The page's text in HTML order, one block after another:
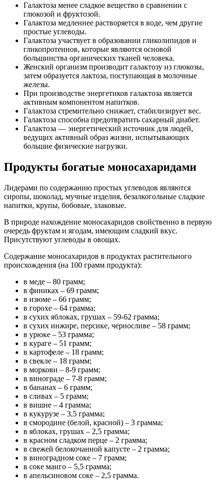
Галактоза менее сладкое вещество в сравнении с
глюкозой и фруктозой.
Галактоза медленнее растворяется в воде, чем другие
простые углеводы.
Галактоза участвует в образовании гликолипидов и
гликопротеинов, которые являются основой
большинства органических тканей человека.
Женский организм производит галактозу из глюкозы,
затем образуется лактоза, поступающая в молочные
железы.
При производстве энергетиков галактоза является
активным компонентом напитков.
Галактоза стремительно снижает, стабилизирует вес.
Галактоза способна предотвратить сахарный диабет.
Галактоза — энергетический источник для людей,
ведущих активный образ жизни, испытывающих
большие физические нагрузки.
Продукты богатые моносахаридами
Лидерами по содержанию простых углеводов являются
сиропы, шоколад, мучные изделия, безалкогольные сладкие
напитки, крупы, бобовые, злаковые.
В природе нахождение моносахаридов свойственно в первую
очередь фруктам и ягодам, имеющим сладкий вкус.
Присутствуют углеводы в овощах.
Содержание моносахаридов в продуктах растительного
происхождения (на 100 грамм продукта):
в меде – 80 грамм;
в финиках – 69 грамм;
в изюме – 66 грамм;
в горохе – 64 грамма;
в сухих яблоках, грушах – 59-62 грамма;
в сухих инжире, персике, черносливе – 58 грамм;
в урюке – 53 грамма;
в кураге – 51 грамм;
в картофеле – 18 грамм;
в свекле – 18 грамм;
в моркови – 8-9 грамм;
в винограде – 7-8 грамм;
в бананах – 6 грамм;
в сливах – 5 грамм;
в вишне – 4 грамма;
в кукурузе – 3,5 грамма;
в смородине (белой, красной) – 3 грамма;
в яблоках, грушах – 2,5 грамма;
в красном сладком перце – 2 грамма;
в свежей белокочанной капусте – 2 грамма;
в виноградном соке – 7 грамм;
в соке манго – 5,5 грамма;
в апельсиновом соке – 2,5 грамма.